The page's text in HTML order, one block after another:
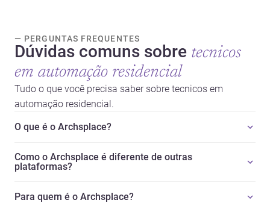
— PERGUNTAS FREQUENTES
Dúvidas comuns sobre tecnicos
em automação residencial
Tudo o que você precisa saber sobre tecnicos em
automação residencial.
O que é o Archsplace?
Como o Archsplace é diferente de outras
plataformas?
Para quem é o Archsplace?